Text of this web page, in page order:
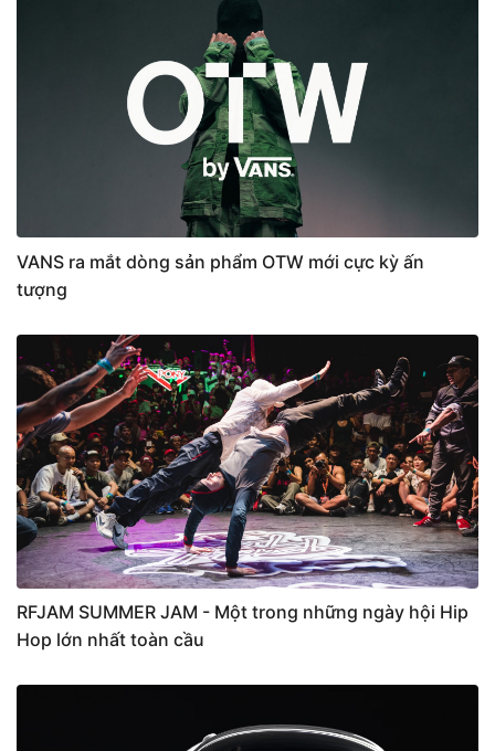
VANS ra mắt dòng sản phẩm OTW mới cực kỳ ấn
tượng
RFJAM SUMMER JAM - Một trong những ngày hội Hip
Hop lớn nhất toàn cầu